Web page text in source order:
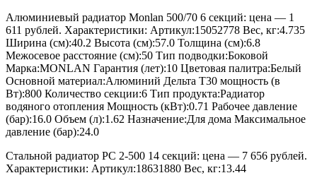
Алюминиевый радиатор Monlan 500/70 6 секций: цена — 1
611 рублей. Характеристики: Артикул:15052778 Вес, кг:4.735
Ширина (см):40.2 Высота (см):57.0 Толщина (см):6.8
Межосевое расстояние (см):50 Тип подводки:Боковой
Марка:MONLAN Гарантия (лет):10 Цветовая палитра:Белый
Основной материал:Алюминий Дельта T30 мощность (в
Вт):800 Количество секции:6 Тип продукта:Радиатор
водяного отопления Мощность (кВт):0.71 Рабочее давление
(бар):16.0 Объем (л):1.62 Назначение:Для дома Максимальное
давление (бар):24.0
Стальной радиатор РС 2-500 14 секций: цена — 7 656 рублей.
Характеристики: Артикул:18631880 Вес, кг:13.44